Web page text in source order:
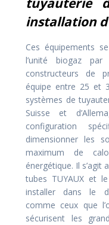
installation
Ces équipements
l’unité biogaz
constructeurs de
équipe entre 25 et
systèmes de
Suisse et
configuration
dimensionner les
maximum de
énergétique. Il s’agit
tubes TUYAUX et
installer dans le
comme ceux que
sécurisent les